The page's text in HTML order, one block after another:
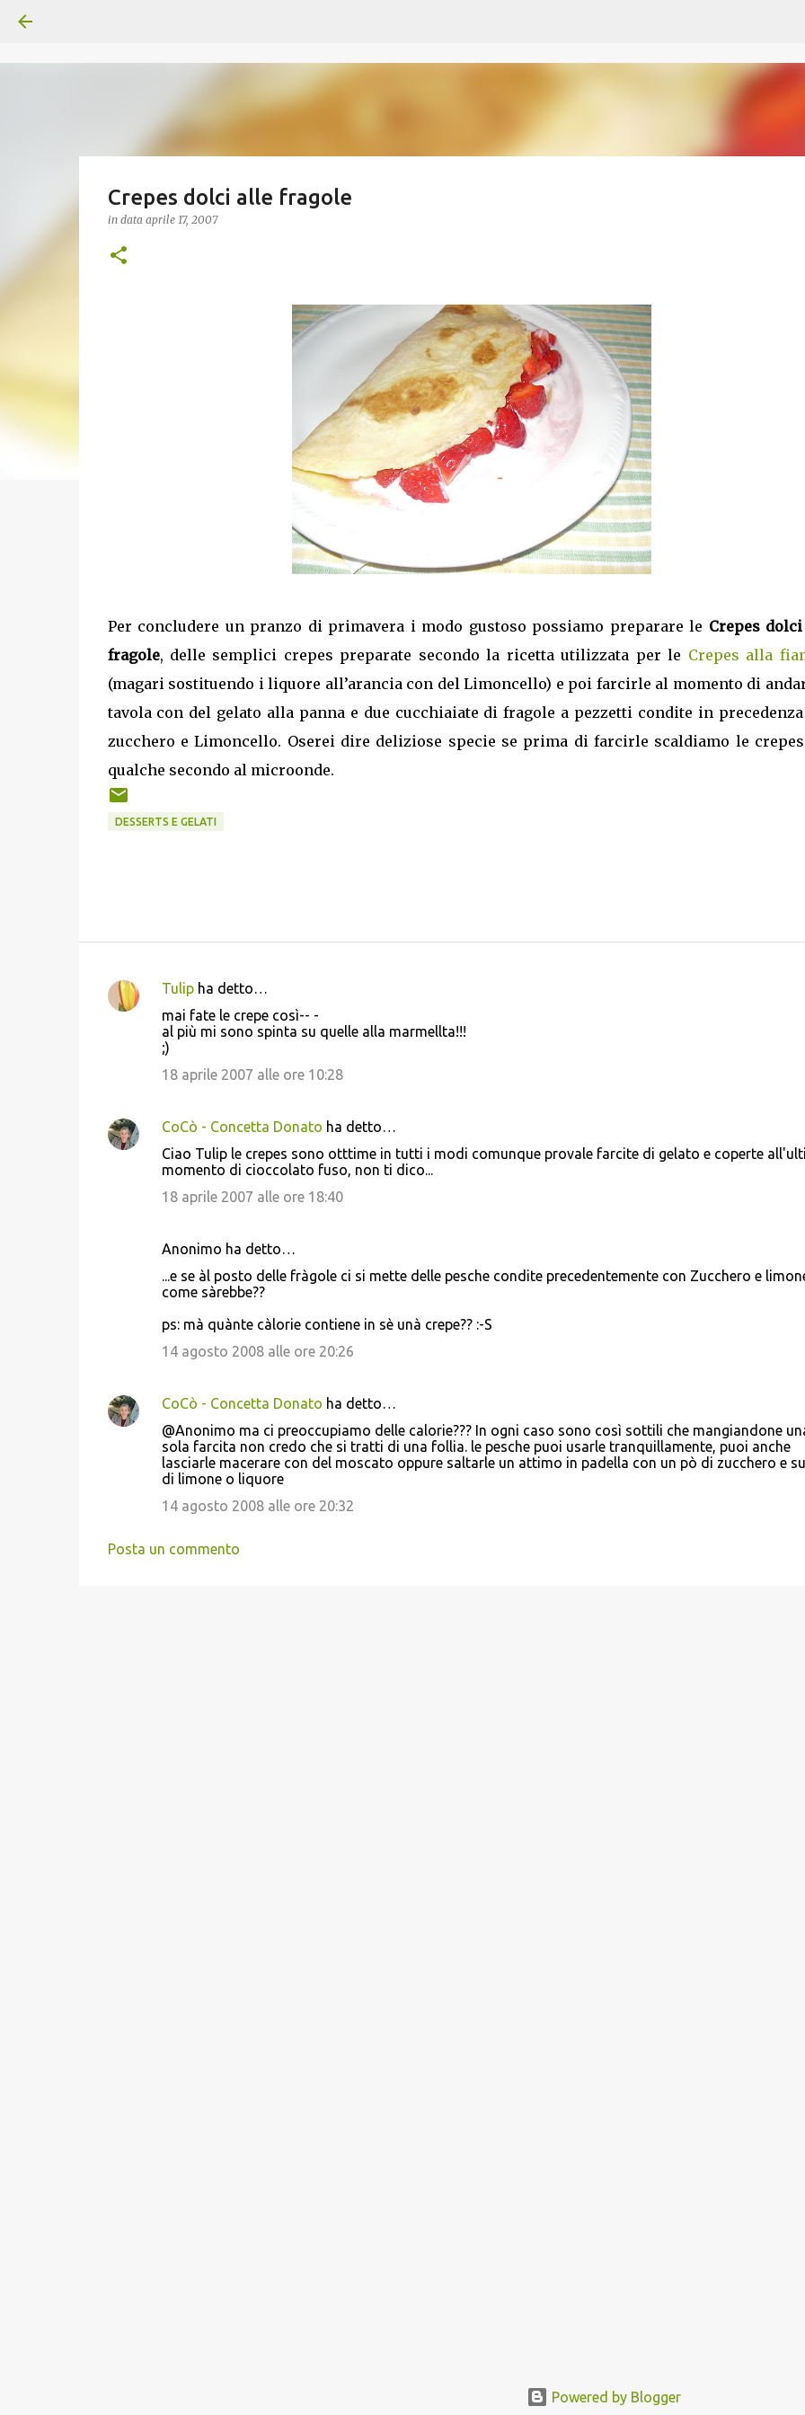
Crepes dolci alle fragole
in data aprile 17, 2007
Per concludere un pranzo di primavera i modo gustoso possiamo preparare le Crepes
fragole, delle semplici crepes preparate secondo la ricetta utilizzata per le Crepes alla
(magari sostituendo i liquore all’arancia con del Limoncello) e poi farcirle al momento di
tavola con del gelato alla panna e due cucchiaiate di fragole a pezzetti condite in
zucchero e Limoncello. Oserei dire deliziose specie se prima di farcirle scaldiamo le
qualche secondo al microonde.
DESSERTS E GELATI
C
n
t
Tulipha detto…
mai fate le crepe così-- -
al più mi sono spinta su quelle alla marmellta!!!
;)
18 aprile 2007 alle ore 10:28
CoCò - Concetta Donato ha detto…
Ciao Tulip le crepes sono otttime in tutti i modi comunque provale farcite di gelato e coperte
momento di cioccolato fuso, non ti dico...
18 aprile 2007 alle ore 18:40
Anonimo ha detto…
...e se àl posto delle fràgole ci si mette delle pesche condite precedentemente con Zucchero e
come sàrebbe??
ps: mà quànte càlorie contiene in sè unà crepe?? :-S
14 agosto 2008 alle ore 20:26
CoCò - Concetta Donato ha detto…
@Anonimo ma ci preoccupiamo delle calorie??? In ogni caso sono così sottili che mangiandone
sola farcita non credo che si tratti di una follia. le pesche puoi usarle tranquillamente, puoi anche
lasciarle macerare con del moscato oppure saltarle un attimo in padella con un pò di zucchero e
di limone o liquore
14 agosto 2008 alle ore 20:32
Posta un commento
Powered by Blogger